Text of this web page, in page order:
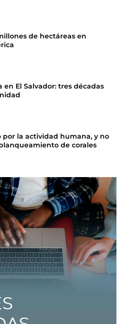
de hectáreas en
en El Salvador: tres décadas
por la actividad humana, y no
de corales